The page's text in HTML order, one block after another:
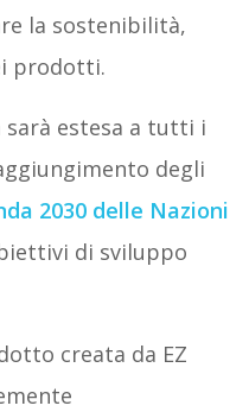
la sostenibilità,
prodotti.
estesa a tutti i
degli
2030 delle Nazioni
di sviluppo
creata da EZ